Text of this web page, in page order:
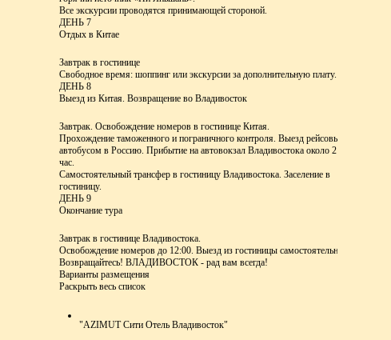
Все экскурсии проводятся принимающей стороной.
ДЕНЬ 7
Отдых в Китае
Завтрак в гостинице
Свободное время: шоппинг или экскурсии за дополнительную плату.
ДЕНЬ 8
Выезд из Китая. Возвращение во Владивосток
Завтрак. Освобождение номеров в гостинице Китая.
Прохождение таможенного и пограничного контроля. Выезд рейсовым
автобусом в Россию. Прибытие на автовокзал Владивостока около 21
час.
Самостоятельный трансфер в гостиницу Владивостока. Заселение в
гостиницу.
ДЕНЬ 9
Окончание тура
Завтрак в гостинице Владивостока.
Освобождение номеров до 12:00. Выезд из гостиницы самостоятельно.
Возвращайтесь! ВЛАДИВОСТОК - рад вам всегда!
Варианты размещения
Раскрыть весь список
"AZIMUT Сити Отель Владивосток"